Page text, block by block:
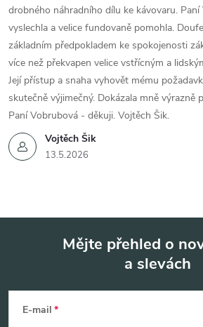
Vojtěch Šik
13.5.2026
drobného náhradního dílu ke kávovaru.
vyslechla a velice fundovaně pomohla.
základním předpokladem ke spokojenosti
více než překvapen velice vstřícným a
Její přístup a snaha vyhovět mému
skutečně výjimečný. Dokázala mně výrazně
Paní Vobrubová - děkuji. Vojtěch Šik.
Mějte přehled o
a slevách
E-mail